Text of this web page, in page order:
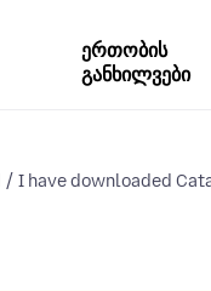
ერთობის
განხილვები
I have downloaded